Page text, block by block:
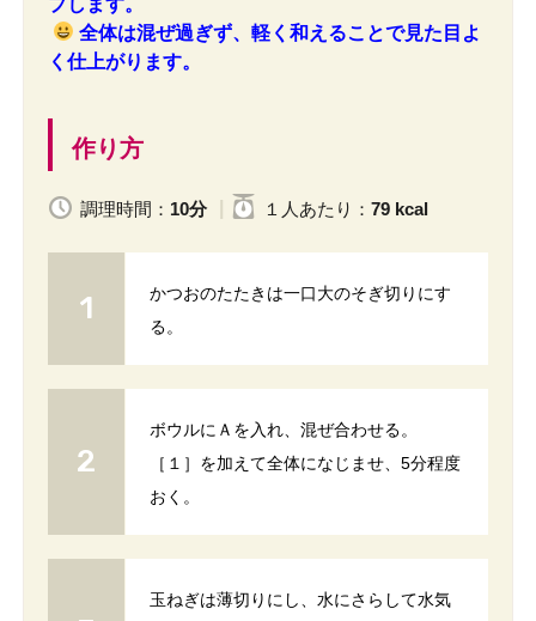
全体は混ぜ過ぎず、軽く和えることで見た目よ
く仕上がります。
作り方
調理時間： 10分 １人 あたり ： 79 kcal
かつおのたたきは一口大のそぎ切りにす
る。
ボウルにＡを入れ、混ぜ合わせる。
［１］を加えて全体になじませ、5分程度
おく。
玉ねぎは薄切りにし、水にさらして水気